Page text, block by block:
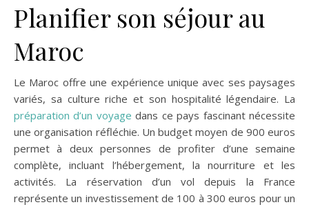
Planifier son séjour au
Maroc
Le Maroc offre une expérience unique avec ses paysages
variés, sa culture riche et son hospitalité légendaire. La
préparation d’un voyage dans ce pays fascinant nécessite
une organisation réfléchie. Un budget moyen de 900 euros
permet à deux personnes de profiter d’une semaine
complète, incluant l’hébergement, la nourriture et les
activités. La réservation d’un vol depuis la France
représente un investissement de 100 à 300 euros pour un